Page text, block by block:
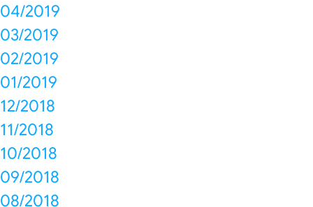
04/2019
03/2019
02/2019
01/2019
12/2018
11/2018
10/2018
09/2018
08/2018